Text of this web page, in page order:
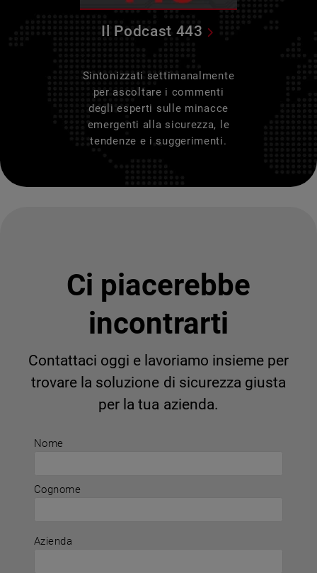
Il Podcast 443
Sintonizzati settimanalmente
per ascoltare i commenti
degli esperti sulle minacce
emergenti alla sicurezza, le
tendenze e i suggerimenti.
Nome
Cognome
Azienda
Ci piacerebbe
incontrarti
Contattaci oggi e lavoriamo insieme per
trovare la soluzione di sicurezza giusta
per la tua azienda.